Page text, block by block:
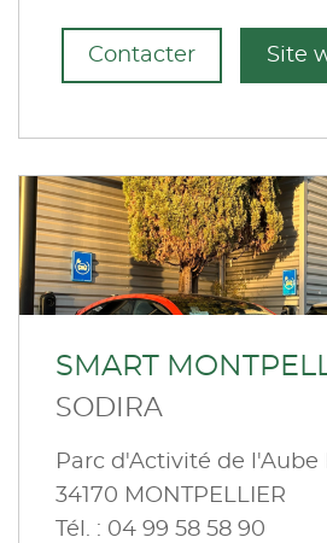
Contacter Site
SMART
SODIRA
Parc d'Activité de l'Aube
34170 MONTPELLIER
Tél. : 04 99 58 58 90